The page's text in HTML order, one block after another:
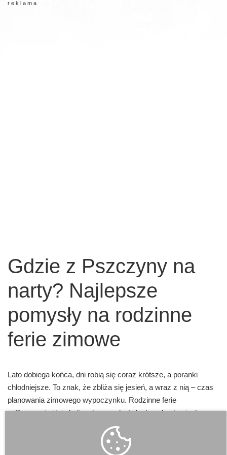
r e k l a m a
Gdzie z Pszczyny na
narty? Najlepsze
pomysły na rodzinne
ferie zimowe
Lato dobiega końca, dni robią się coraz krótsze, a poranki
chłodniejsze. To znak, że zbliża się jesień, a wraz z nią – czas
planowania zimowego wypoczynku. Rodzinne ferie
w Pszczynie i jej okolicach mogą być doskonałą okazją, by
odkryć uroki białego szaleństwa. Choć samo miasto nie ma
stoku narciarskiego, to jednak jego lokalizacja sprawia, że jest
idealną bazą wypadową do zimowych atrakcji regionu.